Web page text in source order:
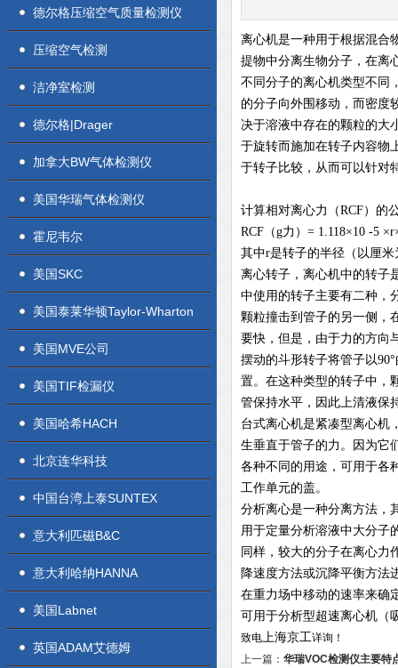
德尔格压缩空气质量检测仪
压缩空气检测
洁净室检测
德尔格|Drager
加拿大BW气体检测仪
美国华瑞气体检测仪
霍尼韦尔
美国SKC
美国泰莱华顿Taylor-Wharton
美国MVE公司
美国TIF检漏仪
美国哈希HACH
北京连华科技
中国台湾上泰SUNTEX
意大利匹磁B&C
意大利哈纳HANNA
美国Labnet
英国ADAM艾德姆
离心机是一种用于根据混合
提物中分离生物分子，在离
不同分子的离心机类型不同
的分子向外围移动，而密度
决于溶液中存在的颗粒的大
于旋转而施加在转子内容物
于转子比较，从而可以针对
计算相对离心力（RCF）的
RCF（g力）= 1.118×10 -5
其中r是转子的半径（以厘
离心转子，离心机中的转子
中使用的转子主要有二种，
颗粒撞击到管子的另一侧，
要快，但是，由于力的方向
摆动的斗形转子将管子以
置。在这种类型的转子中，
管保持水平，因此上清液保
台式离心机是紧凑型离心机
生垂直于管子的力。因为它
各种不同的用途，可用于各
工作单元的盖。
分析离心是一种分离方法，
用于定量分析溶液中大分子
同样，较大的分子在离心力
降速度方法或沉降平衡方法
在重力场中移动的速率来确
可用于分析型超速离心机（
致电上海京工详询！
上一篇： 华瑞VOC检测仪主要特